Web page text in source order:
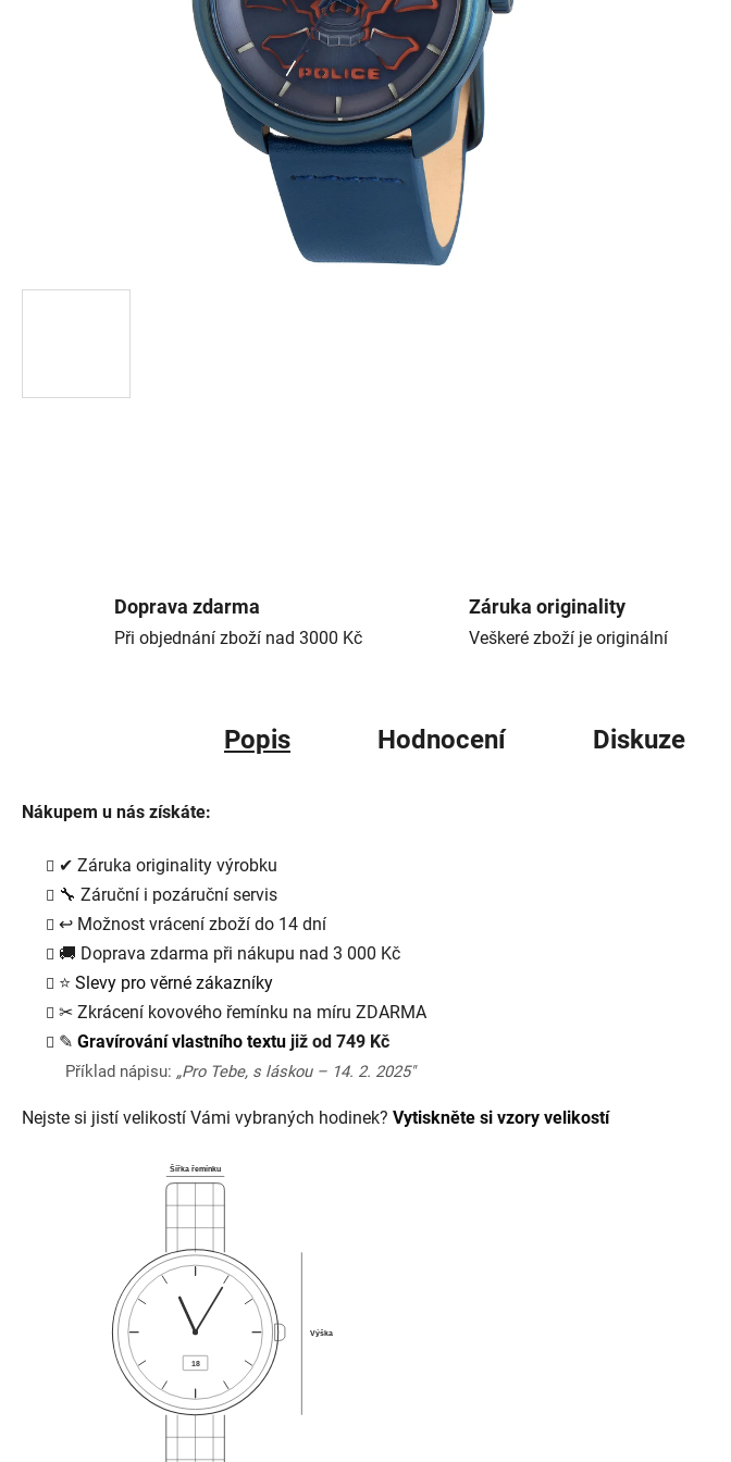
Doprava zdarma
Při objednání zboží nad 3000 Kč
Záruka originality
Veškeré zboží je originální
Popis Hodnocení Diskuze
Nákupem u nás získáte:
✔ Záruka originality výrobku
🔧 Záruční i pozáruční servis
↩ Možnost vrácení zboží do 14 dní
🚚 Doprava zdarma při nákupu nad 3 000 Kč
⭐ Slevy pro věrné zákazníky
✂ Zkrácení kovového řemínku na míru ZDARMA
✎ Gravírování vlastního textu již od 749 Kč
Příklad nápisu: „Pro Tebe, s láskou – 14. 2. 2025"
Nejste si jistí velikostí Vámi vybraných hodinek? Vytiskněte si vzory velikostí